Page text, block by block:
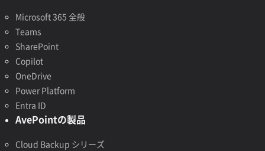
Microsoft 365 全般
Teams
SharePoint
Copilot
OneDrive
Power Platform
Entra ID
AvePointの製品
Cloud Backup シリーズ